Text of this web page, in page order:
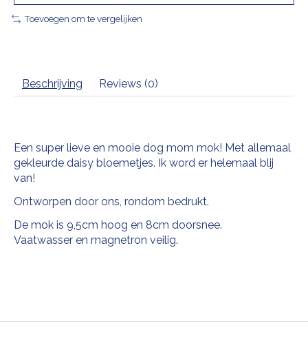
Toevoegen om te vergelijken
Beschrijving Reviews (0)
Een super lieve en mooie dog mom mok! Met allemaal
gekleurde daisy bloemetjes. Ik word er helemaal blij
van!
Ontworpen door ons, rondom bedrukt.
De mok is 9,5cm hoog en 8cm doorsnee.
Vaatwasser en magnetron veilig.